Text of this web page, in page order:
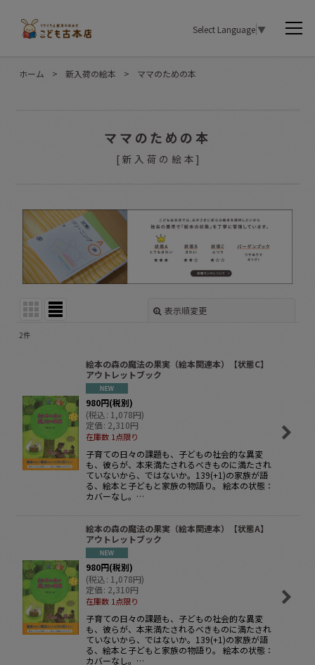
Select Language▼
ホーム > 新入荷の絵本 > ママのための本
ママのための本
[ 新入荷の絵本]
表示順変更
並び順:
絞り込む
2件
絵本の森の魔法の果実（絵本関連本）【状態C】
アウトレットブック
980円(税別)
(税込: 1,078円)
定価: 2,310円
在庫数 1点限り
子育ての日々の課題も、子どもの社会的な異変
も、彼らが、本来満たされるべきものに満たされ
ていないから、ではないか。139(+1)の家族が語
る、絵本と子どもと家族の物語り。 絵本の状態：
カバーなし。…
絵本の森の魔法の果実（絵本関連本）【状態A】
アウトレットブック
980円(税別)
(税込: 1,078円)
定価: 2,310円
在庫数 1点限り
子育ての日々の課題も、子どもの社会的な異変
も、彼らが、本来満たされるべきものに満たされ
ていないから、ではないか。139(+1)の家族が語
る、絵本と子どもと家族の物語り。 絵本の状態：
カバーなし。…